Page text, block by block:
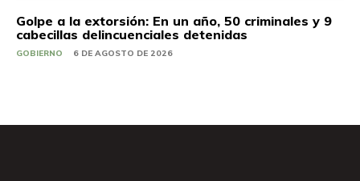
Golpe a la extorsión: En un año, 50 criminales y 9
cabecillas delincuenciales detenidas
GOBIERNO 6 DE AGOSTO DE 2026